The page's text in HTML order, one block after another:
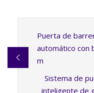
Puerta de
automático con
m
Sistema de
inteligente de